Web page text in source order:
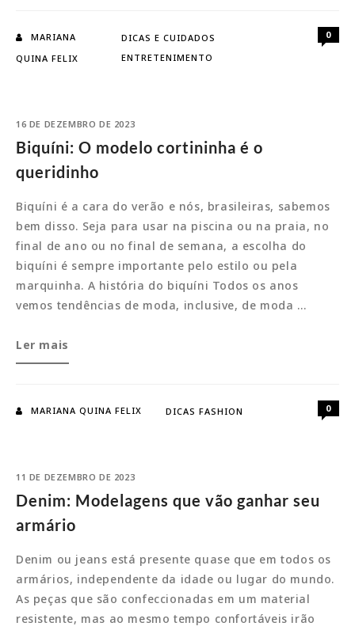
umaMARIANA
QUINA FELIX
DICAS E CUIDADOS
ENTRETENIMENTO
0
16 DE DEZEMBRO DE 2023
Biquíni: O modelo cortininha é o
queridinho
Biquíni é a cara do verão e nós, brasileiras, sabemos
bem disso. Seja para usar na piscina ou na praia, no
final de ano ou no final de semana, a escolha do
biquíni é sempre importante pelo estilo ou pela
marquinha. A história do biquíni Todos os anos
vemos tendências de moda, inclusive, de moda …
Biquíni:
O
cortininha
Ler mais
MARIANA QUINA FELIX DICAS FASHION 0
11 DE DEZEMBRO DE 2023
Denim: Modelagens que vão ganhar seu
armário
Denim ou jeans está presente quase que em todos os
armários, independente da idade ou lugar do mundo.
As peças que são confeccionadas em um material
resistente, mas ao mesmo tempo confortáveis irão